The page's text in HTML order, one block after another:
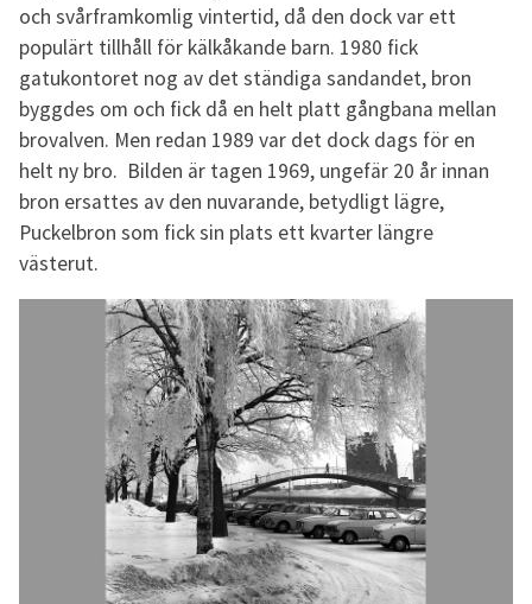
och svårframkomlig vintertid, då den dock var ett
populärt tillhåll för kälkåkande barn. 1980 fick
gatukontoret nog av det ständiga sandandet, bron
byggdes om och fick då en helt platt gångbana mellan
brovalven. Men redan 1989 var det dock dags för en
helt ny bro. Bilden är tagen 1969, ungefär 20 år innan
bron ersattes av den nuvarande, betydligt lägre,
Puckelbron som fick sin plats ett kvarter längre
västerut.